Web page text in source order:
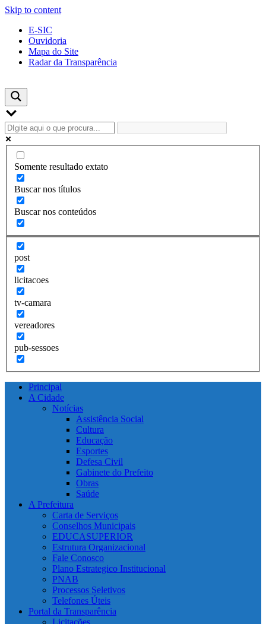
Skip to content
E-SIC
Ouvidoria
Mapa do Site
Radar da Transparência
Somente resultado extato
Buscar nos títulos
Buscar nos conteúdos
post
licitacoes
tv-camara
vereadores
pub-sessoes
Principal
A Cidade
Notícias
Assistência Social
Cultura
Educação
Esportes
Defesa Civil
Gabinete do Prefeito
Obras
Saúde
A Prefeitura
Carta de Serviços
Conselhos Municipais
EDUCASUPERIOR
Estrutura Organizacional
Fale Conosco
Plano Estrategico Institucional
PNAB
Processos Seletivos
Telefones Úteis
Portal da Transparência